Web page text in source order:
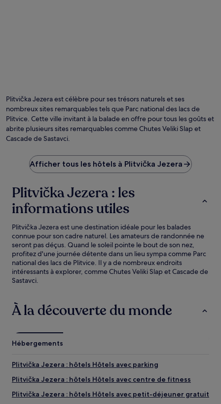
Plitvička Jezera est célèbre pour ses trésors naturels et ses
nombreux sites remarquables tels que Parc national des lacs de
Plitvice. Cette ville invitant à la balade en offre pour tous les goûts et
abrite plusieurs sites remarquables comme Chutes Veliki Slap et
Cascade de Sastavci.
Afficher tous les hôtels à Plitvička Jezera
Plitvička Jezera : les
informations utiles
Plitvička Jezera est une destination idéale pour les balades
connue pour son cadre naturel. Les amateurs de randonnée ne
seront pas déçus. Quand le soleil pointe le bout de son nez,
profitez d'une journée détente dans un lieu sympa comme Parc
national des lacs de Plitvice. Il y a de nombreux endroits
intéressants à explorer, comme Chutes Veliki Slap et Cascade de
Sastavci.
À la découverte du monde
Hébergements
Plitvička Jezera : hôtels Hôtels avec parking
Plitvička Jezera : hôtels Hôtels avec centre de fitness
Plitvička Jezera : hôtels Hôtels avec petit-déjeuner gratuit